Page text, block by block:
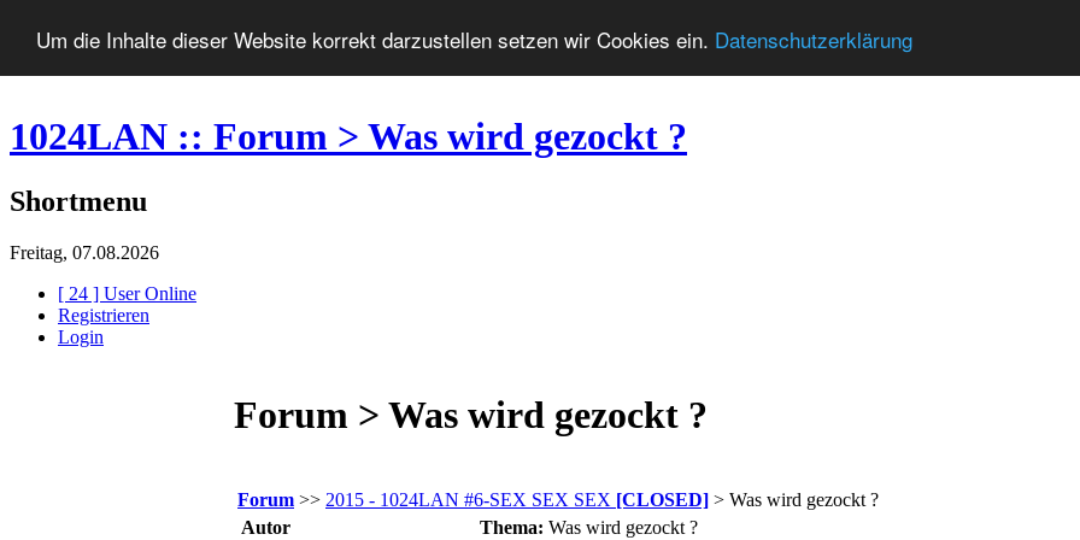
Um die Inhalte dieser Website korrekt darzustellen setzen wir Cookies ein. Datenschutzerklärung
1024LAN :: Forum > Was wird gezockt ?
Shortmenu
Freitag, 07.08.2026
[ 24 ] User Online
Registrieren
Login
Forum > Was wird gezockt ?
Forum >> 2015 - 1024LAN #6-SEX SEX SEX [CLOSED] > Was wird gezockt ?
Autor
Thema: Was wird gezockt ?